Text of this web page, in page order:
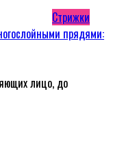
Стрижки
прядями:
лицо, до